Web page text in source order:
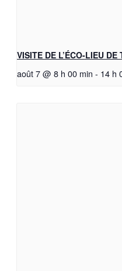
VISITE DE L’ÉCO-LIEU
août 7 @ 8 h 00 min - 14 h